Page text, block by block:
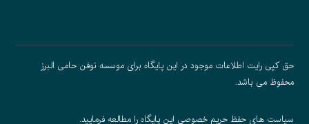
حق کپی رایت اطلاعات موجود در این پایگاه برای موسسه نوفن حامی البرز
محفوظ می باشد.
سیاست های حفظ حریم خصوصی این پایگاه را مطالعه فرمایید.